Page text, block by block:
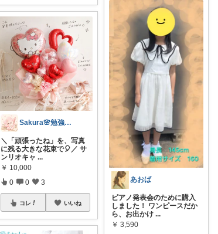
Sakura🌸勉強と暮らし愛用品
＼「頑張ったね」を、写真
に残る大きな花束で🎈／ サ
ンリオキャ ...
￥ 10,000
0 0 3
コレ いいね
あおば
ピアノ発表会のために購入
しました！ ワンピースだか
ら、お出かけ ...
￥ 3,590